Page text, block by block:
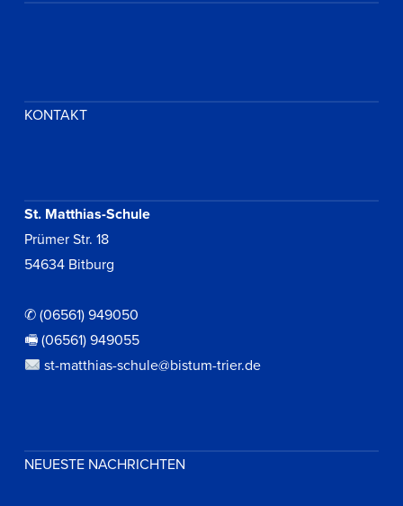
KONTAKT
St. Matthias-Schule
Prümer Str. 18
54634 Bitburg
✆ (06561) 949050
🖷 (06561) 949055
st-matthias-schule@bistum-trier.de
NEUESTE NACHRICHTEN